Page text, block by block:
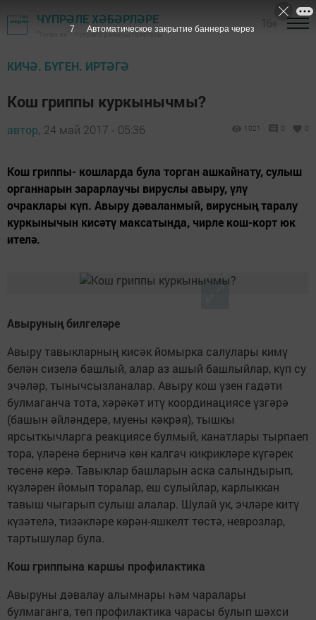
ЧҮПРӘЛЕ ХӘБӘРЛӘРЕ
"Туган як" - Чүпрәле районы газетасы
КИЧӘ. БҮГЕН. ИРТӘГӘ
Кош гриппы куркынычмы?
автор, 24 май 2017 - 05:36 1021 0 0
Кош гриппы- кошларда була торган ашкайнату, сулыш
органнарын зарарлаучы вируслы авыру, үлү
очраклары күп. Авыру дәваланмый, вирусның таралу
куркынычын кисәтү максатында, чирле кош-корт юк
ителә.
Авыруның билгеләре
Авыру тавыкларның кисәк йомырка салулары кимү
белән сизелә башлый, алар аз ашый башлыйлар, күп су
эчәләр, тынычсызланалар. Авыру кош үзен гадәти
булмаганча тота, хәрәкәт итү координациясе үзгәрә
(башын әйләндерә, муены кәкрәя), тышкы
ярсыткычларга реакциясе булмый, канатлары тырпаеп
тора, үләренә берничә көн калгач кикрикләре күгәрек
төсенә керә. Тавыклар башларын аска салындырып,
күзләрен йомып торалар, еш сулыйлар, карлыккан
тавыш чыгарып сулыш алалар. Шулай ук, эчләре китү
күзәтелә, тизәкләре көрән-яшкелт төстә, неврозлар,
тартышулар була.
Кош гриппына каршы профилактика
Авыруны дәвалау алымнары һәм чаралары
булмаганга, төп профилактика чарасы булып шәхси
6 Автоматическое закрытие баннера через